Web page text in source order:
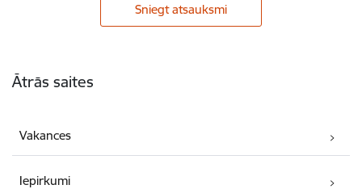
Sniegt atsauksmi
Ātrās saites
Vakances
Iepirkumi